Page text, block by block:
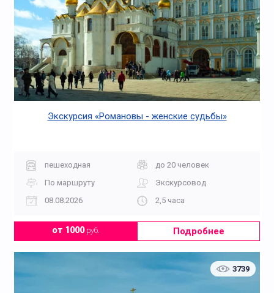
Экскурсия «Романовы - женские судьбы»
пешеходная
до 20 человек
По маршруту
Экскурсовод
08.08.2026
2,5 часа
от 1000руб. Подробнее
3739